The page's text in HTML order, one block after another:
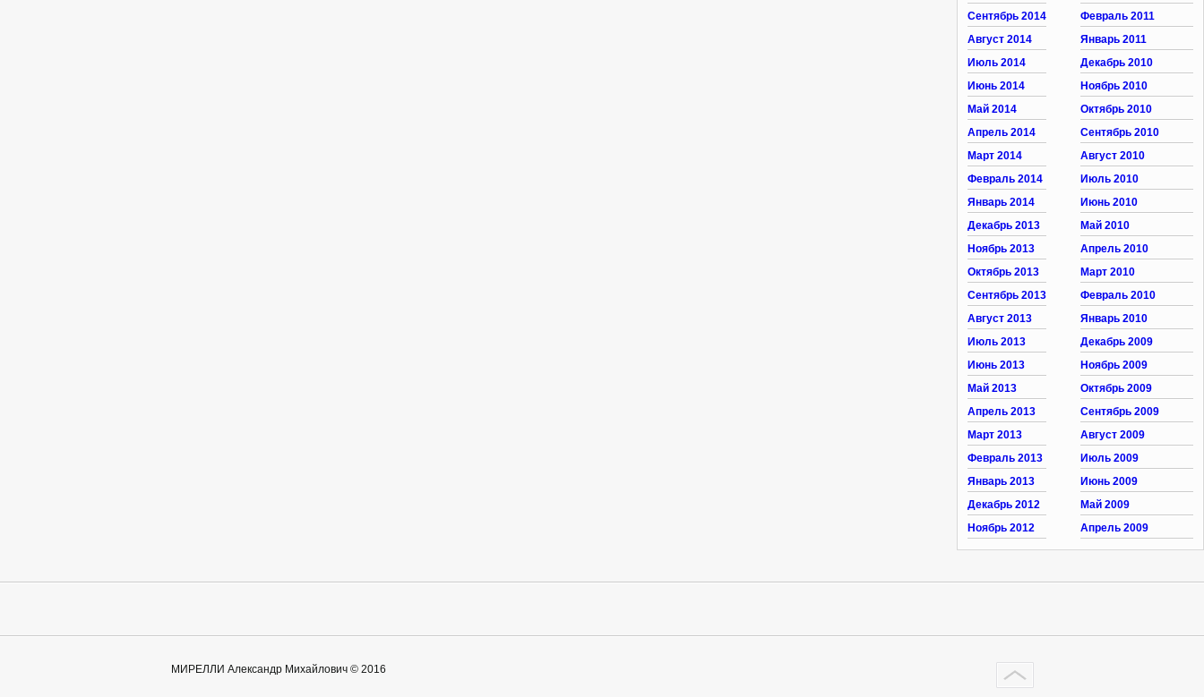
Сентябрь 2014
Август 2014
Июль 2014
Июнь 2014
Май 2014
Апрель 2014
Март 2014
Февраль 2014
Январь 2014
Декабрь 2013
Ноябрь 2013
Октябрь 2013
Сентябрь 2013
Август 2013
Июль 2013
Июнь 2013
Май 2013
Апрель 2013
Март 2013
Февраль 2013
Январь 2013
Декабрь 2012
Ноябрь 2012
Февраль 2011
Январь 2011
Декабрь 2010
Ноябрь 2010
Октябрь 2010
Сентябрь 2010
Август 2010
Июль 2010
Июнь 2010
Май 2010
Апрель 2010
Март 2010
Февраль 2010
Январь 2010
Декабрь 2009
Ноябрь 2009
Октябрь 2009
Сентябрь 2009
Август 2009
Июль 2009
Июнь 2009
Май 2009
Апрель 2009
МИРЕЛЛИ Александр Михайлович © 2016